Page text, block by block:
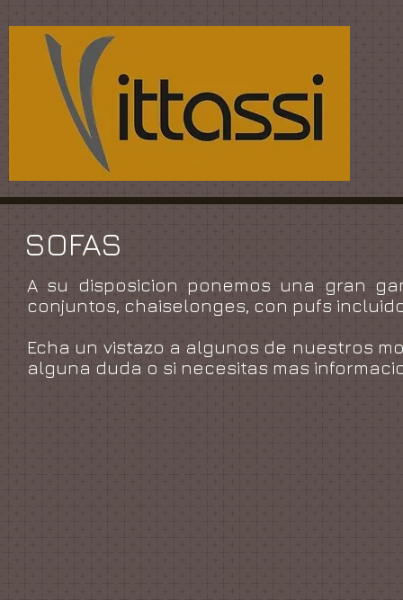
SOFAS
A su disposicion ponemos una gran
conjuntos, chaiselonges, con pufs
Echa un vistazo a algunos de nuestros
alguna duda o si necesitas mas